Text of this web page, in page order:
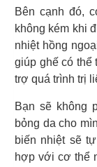
Bên cạnh đó,
không kém khi
nhiệt hồng
giúp ghế có thể
trợ quá trình trị
Bạn sẽ không
bỏng da cho
biến nhiệt sẽ
hợp với cơ thể